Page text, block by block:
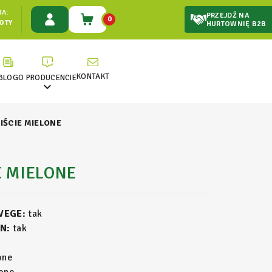
0
PRZEJDŹ NA
HURTOWNIĘ B2B
O PRODUCENCIE

KONTAKT
MIELONE
MIELONE
tak
tak